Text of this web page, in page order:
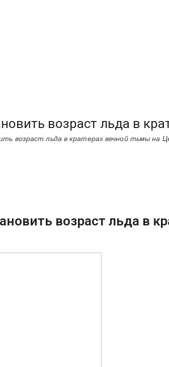
возраст льда в
возраст льда в кратерах вечной тьмы на
возраст льда в